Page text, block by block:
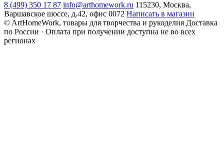
8 (499) 350 17 87 info@arthomework.ru 115230, Москва,
Варшавское шоссе, д.42, офис 0072 Написать в магазин
© ArtHomeWork, товары для творчества и рукоделия Доставка
по России · Оплата при получении доступна не во всех
регионах